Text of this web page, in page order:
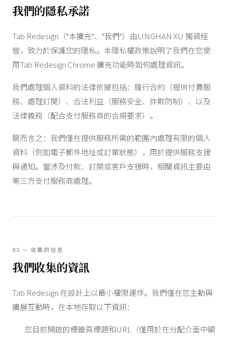
我們的隱私承諾
Tab Redesign（"本擴充"、"我們"）由LINGHAN XU 獨資經
營，致力於保護您的隱私。本隱私權政策說明了我們在您使
用Tab Redesign Chrome 擴充功能時如何處理資訊。
我們處理個人資料的法律依據包括：履行合約（提供付費服
務、處理訂閱）、合法利益（服務安全、詐欺防制）、以及
法律義務（配合支付服務商的合規要求）。
簡而言之：我們僅在提供服務所需的範圍內處理有限的個人
資料（例如電子郵件地址或訂單狀態），用於提供服務支援
與通知。當涉及付款、訂閱或客戶支援時，相關資訊主要由
第三方支付服務商處理。
03 — 收集的信息
我們收集的資訊
Tab Redesign 在設計上以最小權限運作。我們僅在您主動與
擴展互動時，在本地存取以下資訊：
您目前開啟的標籤頁標題和URL（僅用於在分配介面中顯